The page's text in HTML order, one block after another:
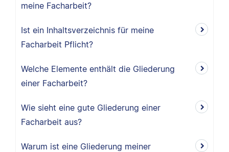
meine Facharbeit?
Ist ein Inhaltsverzeichnis für meine
Facharbeit Pflicht?
Welche Elemente enthält die Gliederung
einer Facharbeit?
Wie sieht eine gute Gliederung einer
Facharbeit aus?
Warum ist eine Gliederung meiner